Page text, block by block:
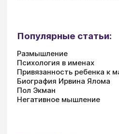
Популярные статьи:
Размышление
Психология в именах
Привязанность ребенка к
Биография Ирвина Ялома
Пол Экман
Негативное мышление